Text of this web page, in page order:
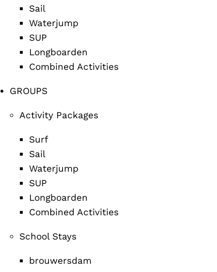
Sail
Waterjump
SUP
Longboarden
Combined Activities
GROUPS
Activity Packages
Surf
Sail
Waterjump
SUP
Longboarden
Combined Activities
School Stays
brouwersdam